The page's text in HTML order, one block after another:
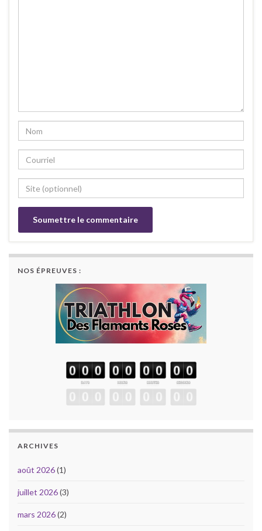
NOS ÉPREUVES :
ARCHIVES
août 2026(1)
juillet 2026(3)
mars 2026(2)